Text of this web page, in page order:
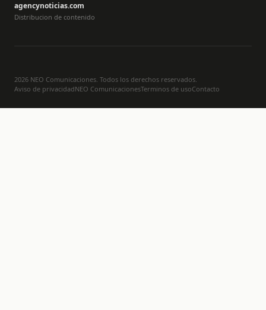
agencynoticias.com
Distribucion de contenido
2026 NEO Comunicaciones. Todos los derechos reservados.
Aviso de privacidadNEO ComunicacionesTerminos de usoContacto